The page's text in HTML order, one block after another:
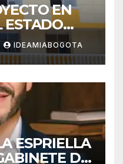
EN
ESTADO
MADRES
IDEAMIABOGOTA
ESPRIELLA
DE